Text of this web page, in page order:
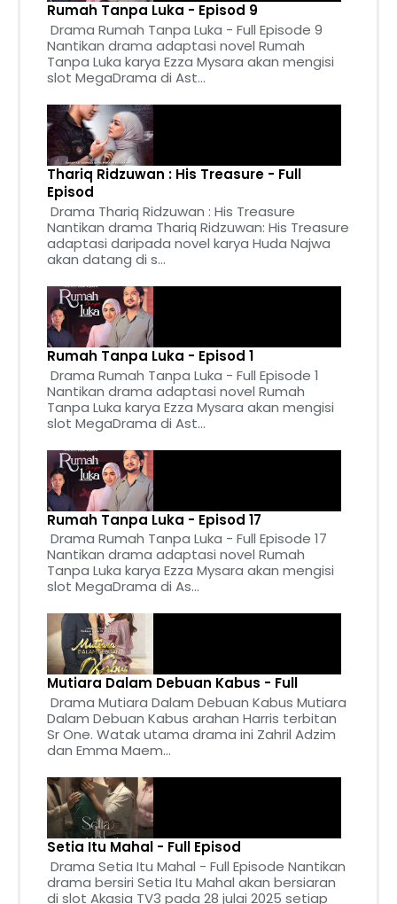
Rumah Tanpa Luka - Episod 9
Drama Rumah Tanpa Luka - Full Episode 9
Nantikan drama adaptasi novel Rumah
Tanpa Luka karya Ezza Mysara akan mengisi
slot MegaDrama di Ast...
Thariq Ridzuwan : His Treasure - Full
Episod
Drama Thariq Ridzuwan : His Treasure
Nantikan drama Thariq Ridzuwan: His Treasure
adaptasi daripada novel karya Huda Najwa
akan datang di s...
Rumah Tanpa Luka - Episod 1
Drama Rumah Tanpa Luka - Full Episode 1
Nantikan drama adaptasi novel Rumah
Tanpa Luka karya Ezza Mysara akan mengisi
slot MegaDrama di Ast...
Rumah Tanpa Luka - Episod 17
Drama Rumah Tanpa Luka - Full Episode 17
Nantikan drama adaptasi novel Rumah
Tanpa Luka karya Ezza Mysara akan mengisi
slot MegaDrama di As...
Mutiara Dalam Debuan Kabus - Full
Drama Mutiara Dalam Debuan Kabus Mutiara
Dalam Debuan Kabus arahan Harris terbitan
Sr One. Watak utama drama ini Zahril Adzim
dan Emma Maem...
Setia Itu Mahal - Full Episod
Drama Setia Itu Mahal - Full Episode Nantikan
drama bersiri Setia Itu Mahal akan bersiaran
di slot Akasia TV3 pada 28 julai 2025 setiap